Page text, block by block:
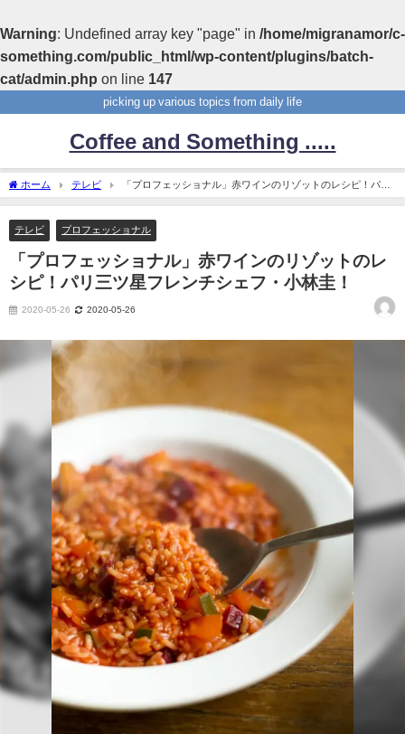
Warning: Undefined array key "page" in /home/migranamor/c-
something.com/public_html/wp-content/plugins/batch-
cat/admin.php on line 147
picking up various topics from daily life
Coffee and Something .....
ホーム テレビ
「プロフェッショナル」赤ワインのリゾットのレシピ！パリ
三ツ星フレンチシェフ・小林圭！
テレビ プロフェッショナル
「プロフェッショナル」赤ワインのリゾットのレ
シピ！パリ三ツ星フレンチシェフ・小林圭！
2020-05-26 2020-05-26